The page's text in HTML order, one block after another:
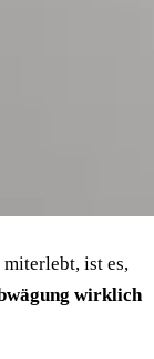
ist es,
wirklich